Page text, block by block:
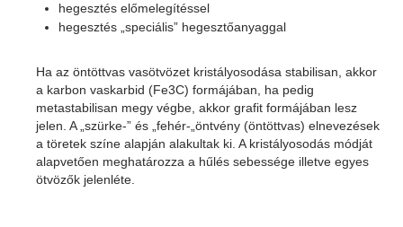
hegesztés előmelegítéssel
hegesztés „speciális” hegesztőanyaggal
Ha az öntöttvas vasötvözet kristályosodása stabilisan, akkor
a karbon vaskarbid (Fe3C) formájában, ha pedig
metastabilisan megy végbe, akkor grafit formájában lesz
jelen. A „szürke-” és „fehér-„öntvény (öntöttvas) elnevezések
a töretek színe alapján alakultak ki. A kristályosodás módját
alapvetően meghatározza a hűlés sebessége illetve egyes
ötvözők jelenléte.